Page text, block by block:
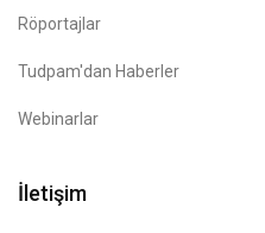
Röportajlar
Tudpam'dan Haberler
Webinarlar
İletişim